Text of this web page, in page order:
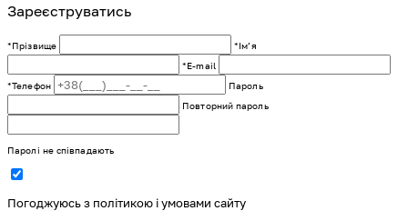
Зареєструватись
*Прізвище
*Імʼя
*E-mail
*Телефон
Пароль
Повторний пароль
Паролі не співпадають
Погоджуюсь з політикою і умовами сайту